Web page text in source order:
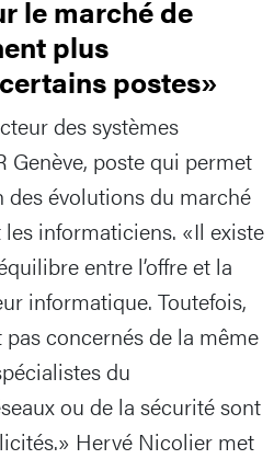
le marché de
plus
postes»
des systèmes
Genève, poste qui permet
évolutions du marché
informaticiens. «Il existe
entre l’offre et la
informatique. Toutefois,
concernés de la même
du
ou de la sécurité sont
Hervé Nicolier met